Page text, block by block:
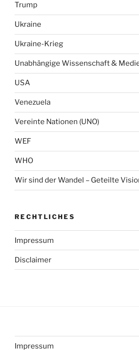
Trump
Ukraine
Ukraine-Krieg
Unabhängige Wissenschaft &
USA
Venezuela
Vereinte Nationen (UNO)
WEF
WHO
Wir sind der Wandel – Geteilte
RECHTLICHES
Impressum
Disclaimer
Impressum